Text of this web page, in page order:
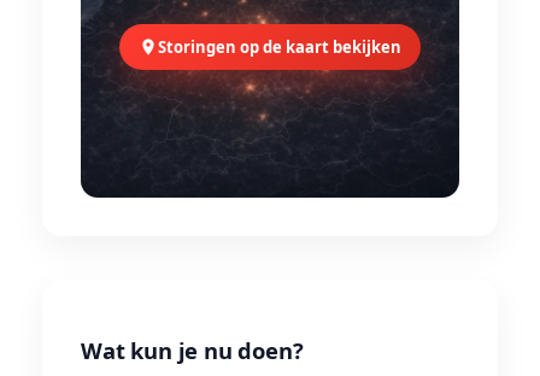
Storingen op de kaart bekijken
Wat kun je nu doen?